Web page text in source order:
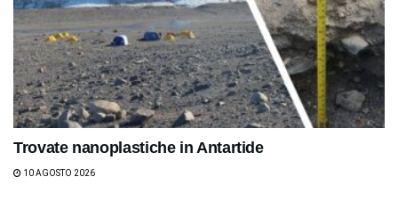
Trovate nanoplastiche in Antartide
10 AGOSTO 2026